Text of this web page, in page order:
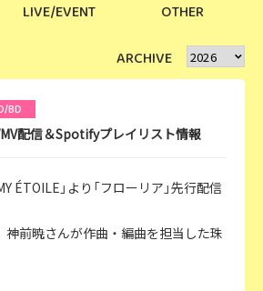
LIVE/EVENT OTHER
ARCHIVE
BD
MV配信＆Spotifyプレイリスト情報
ÉTOILE」より「フローリア」先行配信
神前暁さんが作曲・編曲を担当した珠